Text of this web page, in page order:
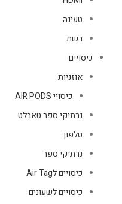
טעינה
רשת
כיסויים
אוזניות
כיסויי AIR PODS
נרתיקי ספר טאבלט
טלפון
נרתיקי ספר
כיסויים לAir Tag
כיסויים לשעונים